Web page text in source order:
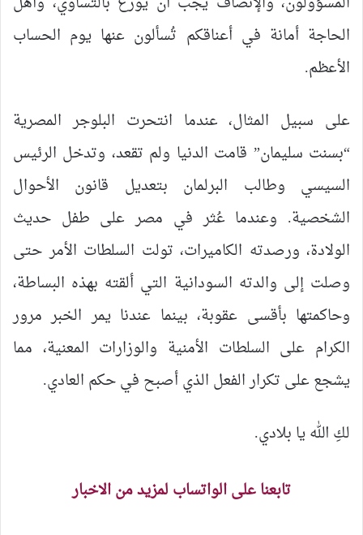
الحاجة أمانة في أعناقكم تُسألون عنها يوم الحساب
الأعظم.
على سبيل المثال، عندما انتحرت البلوجر المصرية
“بسنت سليمان” قامت الدنيا ولم تقعد، وتدخل الرئيس
السيسي وطالب البرلمان بتعديل قانون الأحوال
الشخصية. وعندما عُثر في مصر على طفل حديث
الولادة، ورصدته الكاميرات، تولت السلطات الأمر حتى
وصلت إلى والدته السودانية التي ألقته بهذه البساطة،
وحاكمتها بأقسى عقوبة، بينما عندنا يمر الخبر مرور
الكرام على السلطات الأمنية والوزارات المعنية، مما
يشجع على تكرار الفعل الذي أصبح في حكم العادي.
لكِ الله يا بلادي.
تابعنا على الواتساب لمزيد من الاخبار